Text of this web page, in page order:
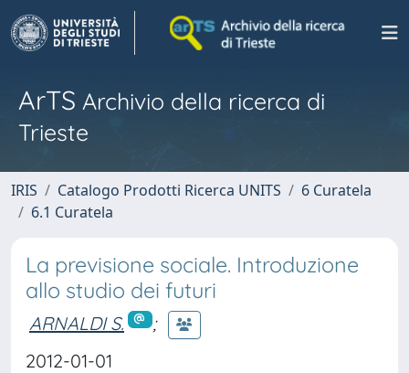
ArTS Archivio della ricerca di
Trieste
IRIS Catalogo Prodotti Ricerca UNITS
6 Curatela
6.1 Curatela
La previsione sociale. Introduzione
allo studio dei futuri
ARNALDI S.
;
2012-01-01